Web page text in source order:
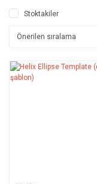
Stoktakiler